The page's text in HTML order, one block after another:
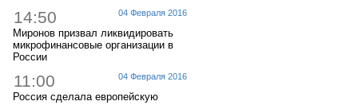
04 Февраля 2016
14:50
Миронов призвал ликвидировать
микрофинансовые организации в
России
04 Февраля 2016
11:00
Россия сделала европейскую